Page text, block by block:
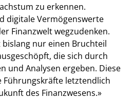
zu erkennen.
digitale Vermögenswerte
Finanzwelt wegzudenken.
nur einen Bruchteil
die sich durch
und Analysen ergeben. Diese
Führungskräfte letztendlich
des Finanzwesens.»